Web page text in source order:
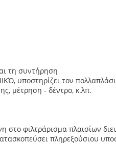
τη συντήρηση
υποστηρίζει τον
μέτρηση - δέντρο, κ.λπ.
στο φιλτράρισμα πλαισίων
πληρεξούσιου